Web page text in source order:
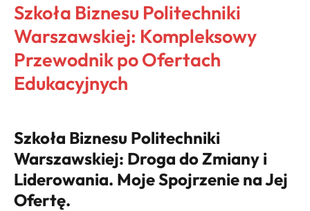
Szkoła Biznesu Politechniki
Warszawskiej: Kompleksowy
Przewodnik po Ofertach
Edukacyjnych
Szkoła Biznesu Politechniki
Warszawskiej: Droga do Zmiany i
Liderowania. Moje Spojrzenie na Jej
Ofertę.